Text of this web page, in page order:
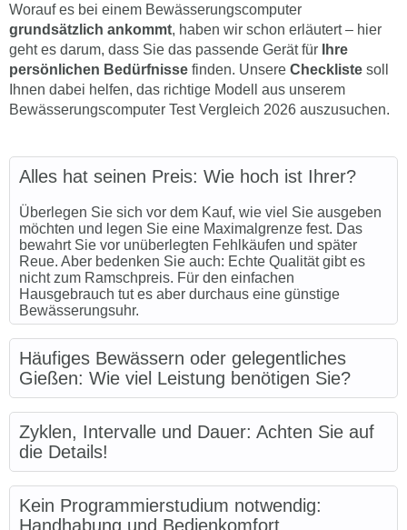
Worauf es bei einem Bewässerungscomputer
grundsätzlich ankommt, haben wir schon erläutert – hier
geht es darum, dass Sie das passende Gerät für
Ihre
persönlichen Bedürfnisse finden. Unsere Checkliste soll
Ihnen dabei helfen, das richtige Modell aus unserem
Bewässerungscomputer Test Vergleich 2026 auszusuchen.
Alles hat seinen Preis: Wie hoch ist Ihrer?
Überlegen Sie sich vor dem Kauf, wie viel Sie ausgeben
möchten und legen Sie eine Maximalgrenze fest. Das
bewahrt Sie vor unüberlegten Fehlkäufen und später
Reue. Aber bedenken Sie auch: Echte Qualität gibt es
nicht zum Ramschpreis. Für den einfachen
Hausgebrauch tut es aber durchaus eine günstige
Bewässerungsuhr.
Häufiges Bewässern oder gelegentliches
Gießen: Wie viel Leistung benötigen Sie?
Zyklen, Intervalle und Dauer: Achten Sie auf
die Details!
Kein Programmierstudium notwendig:
Handhabung und Bedienkomfort